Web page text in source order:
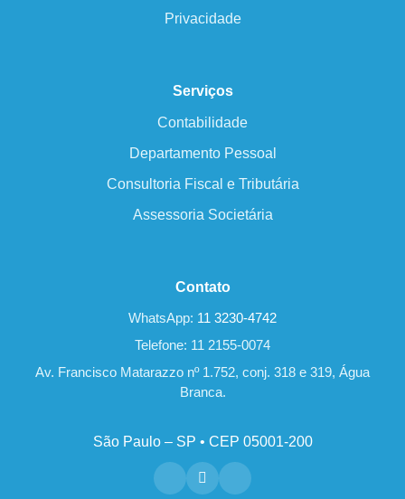
Privacidade
Serviços
Contabilidade
Departamento Pessoal
Consultoria Fiscal e Tributária
Assessoria Societária
Contato
WhatsApp: 11 3230-4742
Telefone: 11 2155-0074
Av. Francisco Matarazzo nº 1.752, conj. 318 e 319, Água
Branca.
São Paulo – SP • CEP 05001-200